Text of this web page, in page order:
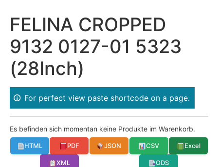
FELINA CROPPED
9132 0127-01 5323
(28Inch)
For perfect view paste shortcode on a page.
Es befinden sich momentan keine Produkte im Warenkorb.
HTML PDF JSON CSV Excel
XML ODS